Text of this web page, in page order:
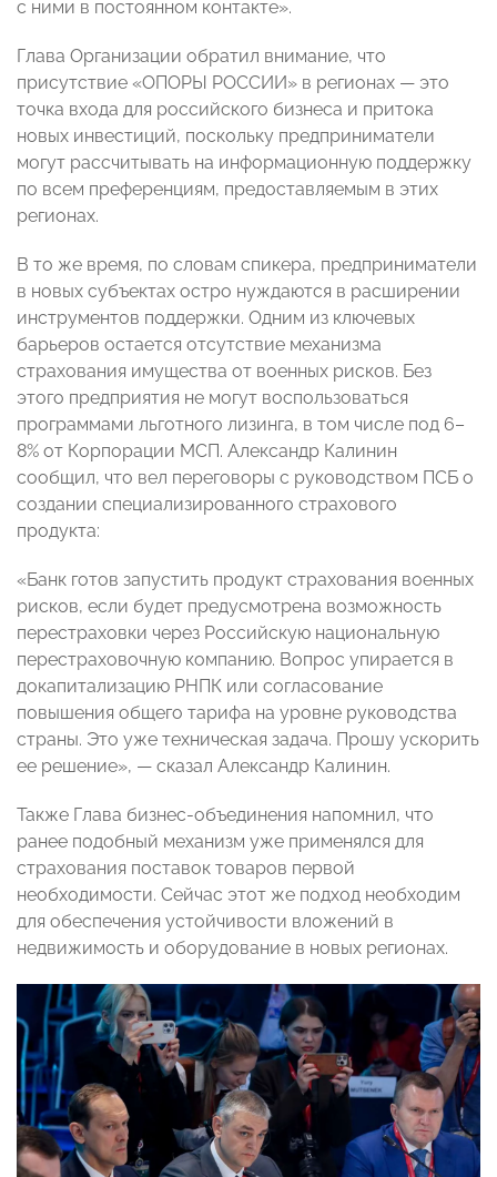
с ними в постоянном контакте».
Глава Организации обратил внимание, что
присутствие «ОПОРЫ РОССИИ» в регионах — это
точка входа для российского бизнеса и притока
новых инвестиций, поскольку предприниматели
могут рассчитывать на информационную поддержку
по всем преференциям, предоставляемым в этих
регионах.
В то же время, по словам спикера, предприниматели
в новых субъектах остро нуждаются в расширении
инструментов поддержки. Одним из ключевых
барьеров остается отсутствие механизма
страхования имущества от военных рисков. Без
этого предприятия не могут воспользоваться
программами льготного лизинга, в том числе под 6–
8% от Корпорации МСП. Александр Калинин
сообщил, что вел переговоры с руководством ПСБ о
создании специализированного страхового
продукта:
«Банк готов запустить продукт страхования военных
рисков, если будет предусмотрена возможность
перестраховки через Российскую национальную
перестраховочную компанию. Вопрос упирается в
докапитализацию РНПК или согласование
повышения общего тарифа на уровне руководства
страны. Это уже техническая задача. Прошу ускорить
ее решение», — сказал Александр Калинин.
Также Глава бизнес-объединения напомнил, что
ранее подобный механизм уже применялся для
страхования поставок товаров первой
необходимости. Сейчас этот же подход необходим
для обеспечения устойчивости вложений в
недвижимость и оборудование в новых регионах.